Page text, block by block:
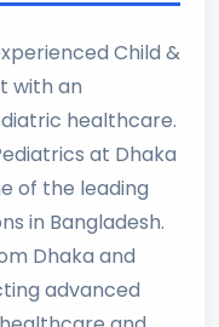
Child &
with an
healthcare.
at Dhaka
of the leading
in Bangladesh.
Dhaka and
advanced